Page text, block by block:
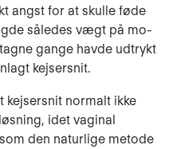
angst for at skulle føde
således vægt på mo­
gange havde udtrykt
kejsersnit.
kejsersnit normalt ikke
idet vaginal
den naturlige metode